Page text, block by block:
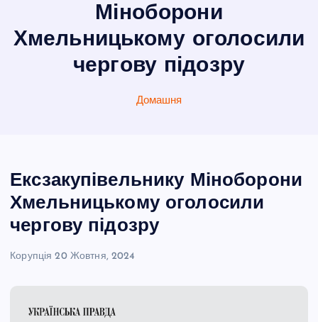
Міноборони
Хмельницькому оголосили
чергову підозру
Домашня
Ексзакупівельнику Міноборони
Хмельницькому оголосили
чергову підозру
Корупція 20 Жовтня, 2024